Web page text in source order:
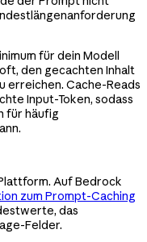
für dein Modell
den gecachten Inhalt
erreichen. Cache-Reads
Input-Token, sodass
für häufig
Auf Bedrock
zum Prompt-Caching
das
Felder.